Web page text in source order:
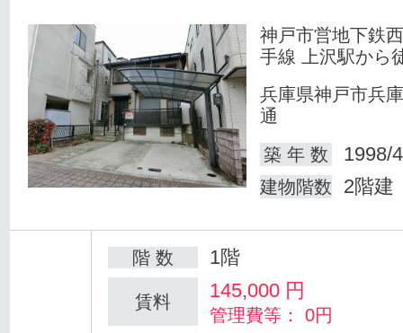
神戸市営地下鉄
手線 上沢駅から
兵庫県神戸市兵
通
築 年 数
1998/
建物階数 2階建
階 数 1階
賃料 145,000 円
管理費等： 0円